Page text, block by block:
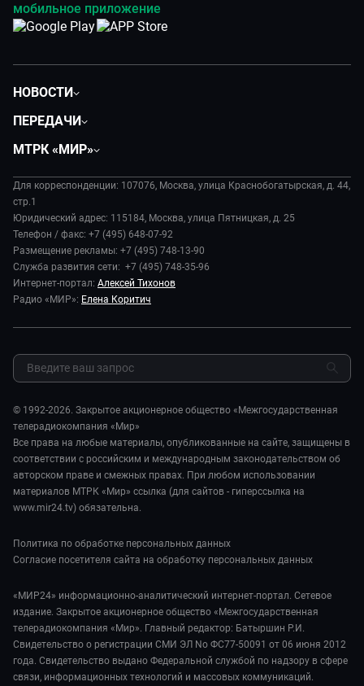
мобильное приложение
НОВОСТИ
Экономика
Происшествия
В содружестве
В мире
Наука и технологии
Здоровье и медицина
Спорт
Шоу-бизнес
Стиль жизни
Сад и огород
ПЕРЕДАЧИ
Дела судебные
Диктор делает
Игра в кино
Игра в кино. Мультфильмы
Исторический детектив
Миллион за 5 минут
Мировое соглашение
Предварительный диагноз
Пять причин поехать в...
МТРК «МИР»
История
Руководство
Новости компании
Пресса о нас
Карьера
Реклама
Закупки и тендеры
Обратная связь
Для корреспонденции: 107076, Москва, улица Краснобогатырская, д. 44,
стр.1
Юридический адрес: 115184, Москва, улица Пятницкая, д. 25
Телефон / факс: +7 (495) 648-07-92
Размещение рекламы: +7 (495) 748-13-90
Служба развития сети: +7 (495) 748-35-96
Интернет-портал: Алексей Тихонов
Радио «МИР»: Елена Коритич
© 1992-2026. Закрытое акционерное общество «Межгосударственная
телерадиокомпания «Мир»
Все права на любые материалы, опубликованные на сайте, защищены в
соответствии с российским и международным законодательством об
авторском праве и смежных правах. При любом использовании
материалов МТРК «Мир» ссылка (для сайтов - гиперссылка на
www.mir24.tv) обязательна.
Политика по обработке персональных данных
Согласие посетителя сайта на обработку персональных данных
«МИР24» информационно-аналитический интернет-портал. Сетевое
издание. Закрытое акционерное общество «Межгосударственная
телерадиокомпания «Мир». Главный редактор: Батыршин Р.И.
Свидетельство о регистрации СМИ ЭЛ No ФС77-50091 от 06 июня 2012
года. Свидетельство выдано Федеральной службой по надзору в сфере
связи, информационных технологий и массовых коммуникаций.